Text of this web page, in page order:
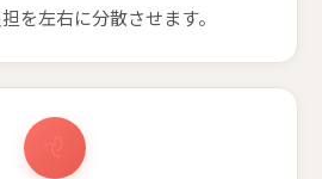
を左右に分散させます。